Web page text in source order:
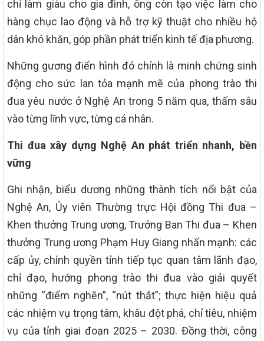
chỉ làm giàu cho gia đình, ông còn tạo việc làm cho
hàng chục lao động và hỗ trợ kỹ thuật cho nhiều hộ
dân khó khăn, góp phần phát triển kinh tế địa phương.
Những gương điển hình đó chính là minh chứng sinh
động cho sức lan tỏa mạnh mẽ của phong trào thi
đua yêu nước ở Nghệ An trong 5 năm qua, thấm sâu
vào từng lĩnh vực, từng cá nhân.
Thi đua xây dựng Nghệ An phát triển nhanh, bền
vững
Ghi nhận, biểu dương những thành tích nổi bật của
Nghệ An, Ủy viên Thường trực Hội đồng Thi đua –
Khen thưởng Trung ương, Trưởng Ban Thi đua – Khen
thưởng Trung ương Phạm Huy Giang nhấn mạnh: các
cấp ủy, chính quyền tỉnh tiếp tục quan tâm lãnh đạo,
chỉ đạo, hướng phong trào thi đua vào giải quyết
những “điểm nghẽn”, “nút thắt”; thực hiện hiệu quả
các nhiệm vụ trọng tâm, khâu đột phá, chỉ tiêu, nhiệm
vụ của tỉnh giai đoạn 2025 – 2030. Đồng thời, công